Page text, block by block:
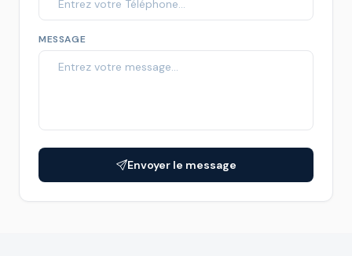
MESSAGE
Envoyer le message